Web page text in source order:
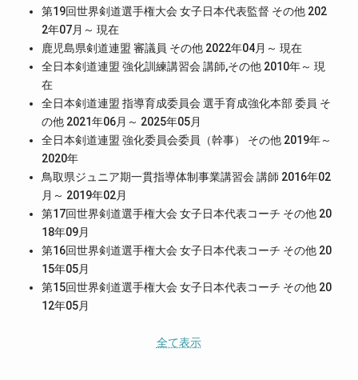
第19回世界剣道選手権大会 女子日本代表監督 その他 202
2年07月～ 現在
鹿児島県剣道連盟 審議員 その他 2022年04月～ 現在
全日本剣道連盟 強化訓練講習会 講師,その他 2010年～ 現
在
全日本剣道連盟 指導育成委員会 選手育成強化本部 委員 そ
の他 2021年06月～ 2025年05月
全日本剣道連盟 強化委員会委員（幹事） その他 2019年～
2020年
鳥取県ジュニア期一貫指導体制事業講習会 講師 2016年02
月～ 2019年02月
第17回世界剣道選手権大会 女子日本代表コーチ その他 20
18年09月
第16回世界剣道選手権大会 女子日本代表コーチ その他 20
15年05月
第15回世界剣道選手権大会 女子日本代表コーチ その他 20
12年05月
全て表示